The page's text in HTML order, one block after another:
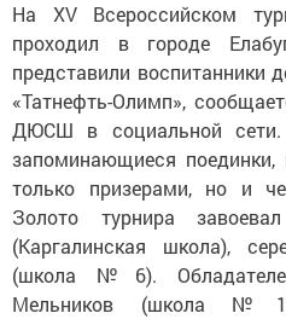
На XV Всероссийском
проходил в городе
представили воспитанники
«Татнефть-Олимп»,
ДЮСШ в социальной
запоминающиеся
только призерами, но и
Золото турнира
(Каргалинская школа),
(школа №6).
Мельников (школа